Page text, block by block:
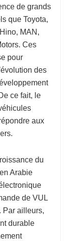
de grands
que Toyota,
MAN,
Ces
pour
des
ce fait, le
aux
du
Arabie
de VUL
Par ailleurs,
durable